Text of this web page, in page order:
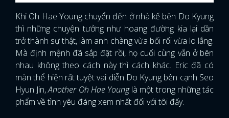
Khi Oh Hae Young chuyển đến ở nhà kế bên Do Kyung
thì những chuyện tưởng như hoang đường kia lại dần
trở thành sự thật, làm anh chàng vừa bối rối vừa lo lắng.
Mà định mệnh đã sắp đặt rồi, họ cuối cùng vẫn ở bên
nhau không theo cách này thì cách khác. Eric đã có
màn thể hiện rất tuyệt vai diễn Do Kyung bên cạnh Seo
Hyun Jin,Another Oh Hae Younglà một trong những tác
phẩm về tình yêu đáng xem nhất đối với tôi đấy.